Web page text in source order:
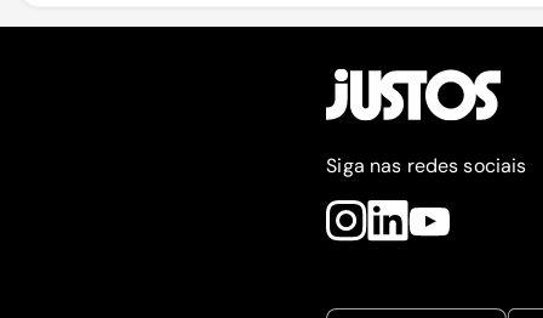
Siga nas redes sociais